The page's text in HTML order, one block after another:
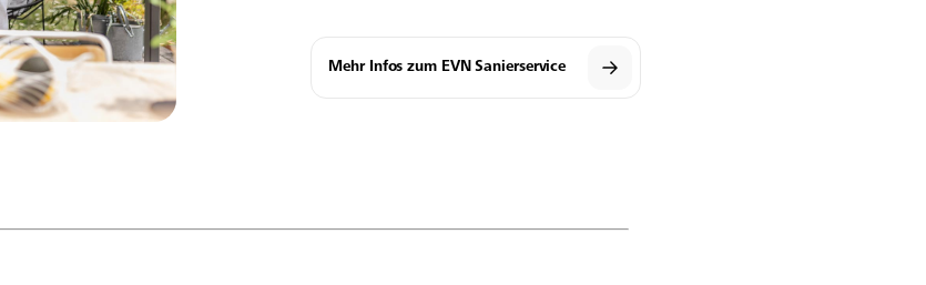
Mehr Infos zum EVN Sanierservice